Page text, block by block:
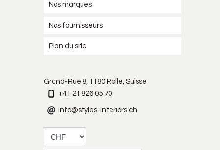
Nos marques
Nos fournisseurs
Plan du site
Grand-Rue 8, 1180 Rolle, Suisse
+41 21 826 05 70
info@styles-interiors.ch